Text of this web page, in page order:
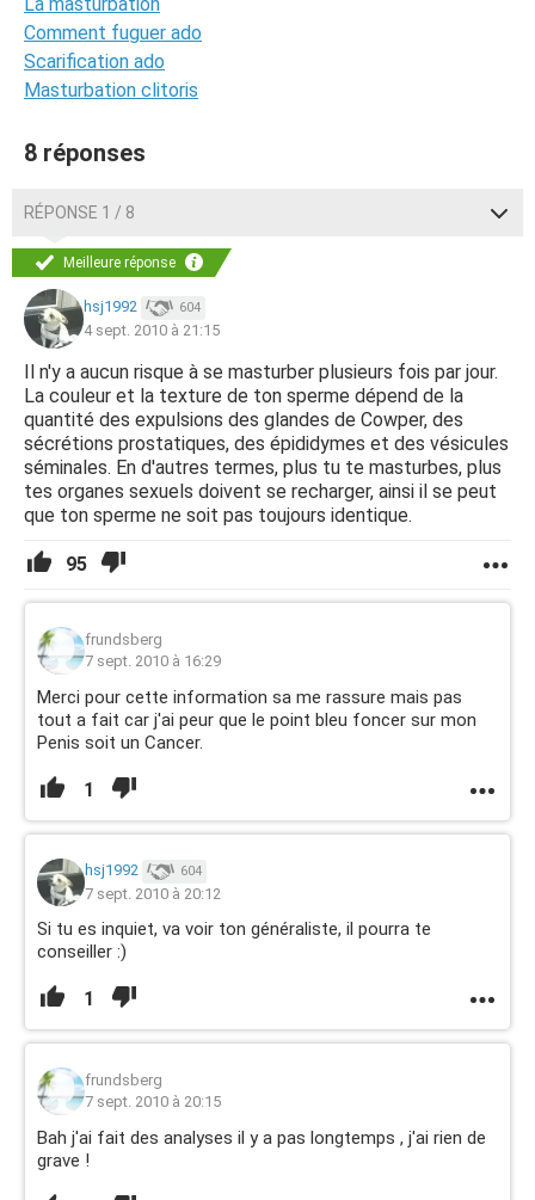
Comment fuguer ado
Scarification ado
Masturbation clitoris
8 réponses
RÉPONSE 1 / 8
Meilleure réponse
hsj1992 604
4 sept. 2010 à 21:15
Il n'y a aucun risque à se masturber plusieurs fois par jour.
La couleur et la texture de ton sperme dépend de la
quantité des expulsions des glandes de Cowper, des
sécrétions prostatiques, des épididymes et des vésicules
séminales. En d'autres termes, plus tu te masturbes, plus
tes organes sexuels doivent se recharger, ainsi il se peut
que ton sperme ne soit pas toujours identique.
95
frundsberg
7 sept. 2010 à 16:29
Merci pour cette information sa me rassure mais pas
tout a fait car j'ai peur que le point bleu foncer sur mon
Penis soit un Cancer.
1
hsj1992 604
7 sept. 2010 à 20:12
Si tu es inquiet, va voir ton généraliste, il pourra te
conseiller :)
1
frundsberg
7 sept. 2010 à 20:15
Bah j'ai fait des analyses il y a pas longtemps , j'ai rien de
grave !